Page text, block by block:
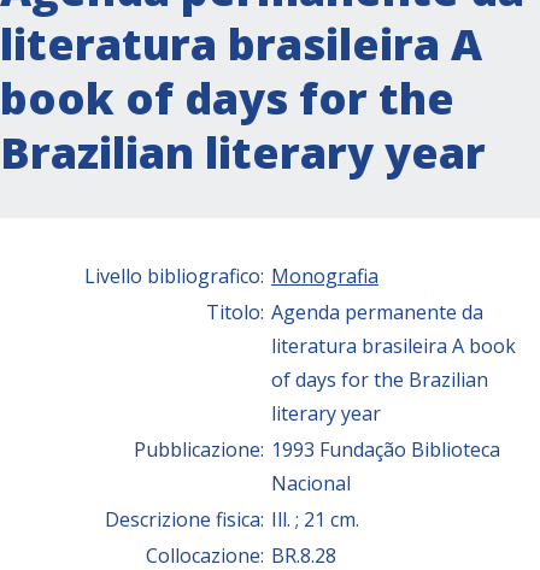
literatura brasileira A
book of days for the
Brazilian literary year
Livello bibliografico: Monografia
Titolo: Agenda permanente da
literatura brasileira A book
of days for the Brazilian
literary year
Pubblicazione: 1993 Fundação Biblioteca
Nacional
Descrizione fisica: Ill. ; 21 cm.
Collocazione: BR.8.28